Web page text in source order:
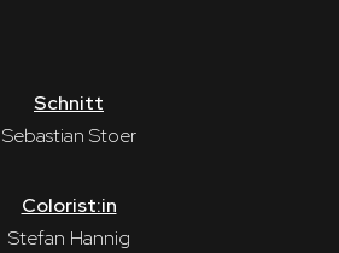
Schnitt
Sebastian Stoer
Colorist:in
Stefan Hannig